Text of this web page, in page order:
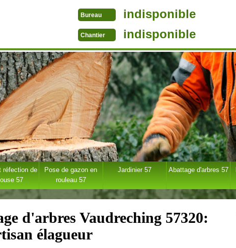
Bureau indisponible
Chantier indisponible
réfection de
57
Pose de gazon en
rouleau 57
Jardinier 57 Abattage d'arbres 57
d'arbres Vaudreching 57320:
élagueur